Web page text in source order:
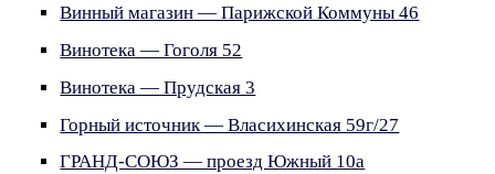
Винный магазин — Парижской Коммуны 46
Винотека — Гоголя 52
Винотека — Прудская 3
Горный источник — Власихинская 59г/27
ГРАНД-СОЮЗ — проезд Южный 10а